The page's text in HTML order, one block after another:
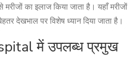
का इलाज किया जाता है। यहाँ मरीजों
देखभाल पर विशेष ध्यान दिया जाता है।
में उपलब्ध प्रमुख